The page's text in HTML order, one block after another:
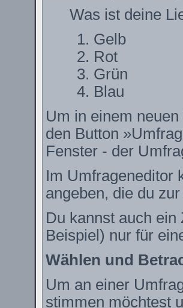
Was ist deine
Gelb
Rot
Grün
Blau
Um in einem
den Button
Fenster - der
Im Umfrageneditor
angeben, die du
Du kannst auch
Beispiel) nur für
Wählen und
Um an einer
stimmen möchtest